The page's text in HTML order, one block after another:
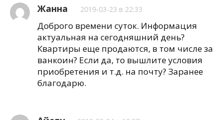
Жанна 2019-03-23 в 22:33
Доброго времени суток. Информация
актуальная на сегодняшний день?
Квартиры еще продаются, в том числе за
ванкоин? Если да, то вышлите условия
приобретения и т.д. на почту? Заранее
благодарю.